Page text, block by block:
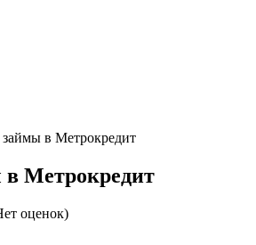
в Метрокредит
Метрокредит
оценок)